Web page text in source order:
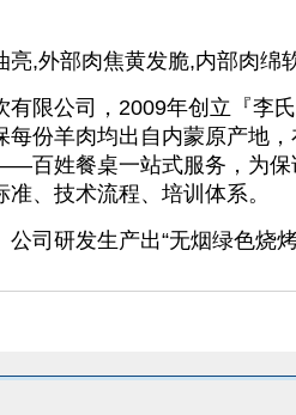
亮,外部肉焦黄发脆,内部肉
有限公司，2009年创立『李
每份羊肉均出自内蒙原产地
姓餐桌一站式服务，为保
、技术流程、培训体系。
司研发生产出“无烟绿色烧